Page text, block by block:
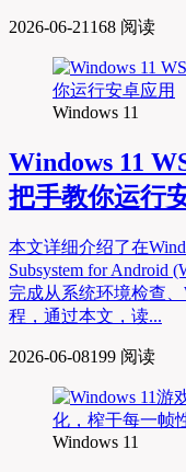
2026-06-21168 阅读
Windows 11
Windows 11
把手教你运行
本文详细介绍了在
Subsystem for Android
完成从系统环境检查
程，通过本文，读...
2026-06-08199 阅读
Windows 11